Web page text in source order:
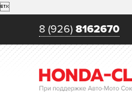

8 (926) 8162670